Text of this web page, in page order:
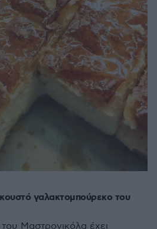
γαλακτομπούρεκο του
Μαστρονικόλα έχει